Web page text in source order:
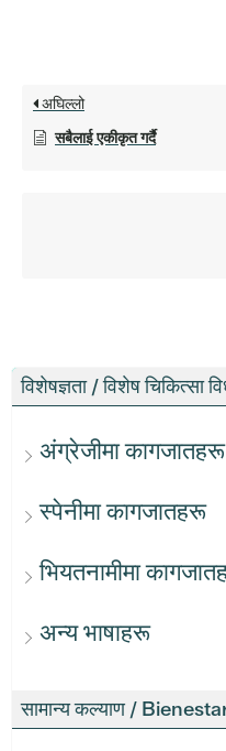
विशेषज्ञता / विशेष चिकित्सा
अंग्रेजीमा कागजातहरू
स्पेनीमा कागजातहरू
भियतनामीमा
अन्य भाषाहरू
सामान्य कल्याण /
अघिल्लो
सबैलाई एकीकृत गर्दै